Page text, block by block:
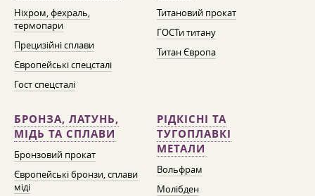
Ніхром, фехраль,
термопари
Прецизійні сплави
Європейські спецсталі
Гост спецсталі
Титановий прокат
ГОСТи титану
Титан Європа
БРОНЗА, ЛАТУНЬ,
МІДЬ ТА СПЛАВИ
Бронзовий прокат
Європейські бронзи, сплави
міді
РІДКІСНІ ТА
ТУГОПЛАВКІ
МЕТАЛИ
Вольфрам
Молібден